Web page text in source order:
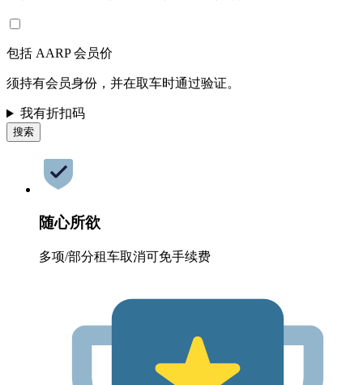
包括 AARP 会员价
须持有会员身份，并在取车时通过验证。
我有折扣码
搜索
随心所欲
多项/部分租车取消可免手续费